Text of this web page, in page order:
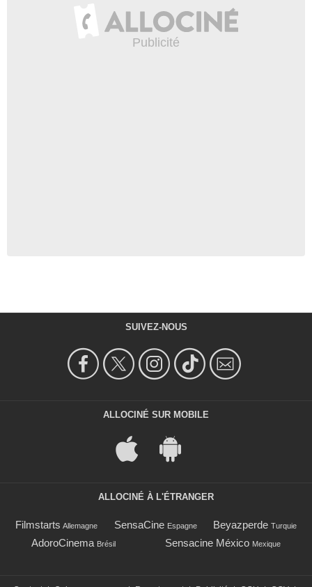
SUIVEZ-NOUS
ALLOCINÉ SUR MOBILE
ALLOCINÉ À L'ÉTRANGER
Filmstarts Allemagne SensaCine Espagne Beyazperde Turquie
AdoroCinema Brésil Sensacine México Mexique